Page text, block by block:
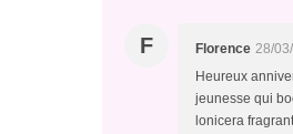
F Florence 28/
Heureux
jeunesse qui
lonicera